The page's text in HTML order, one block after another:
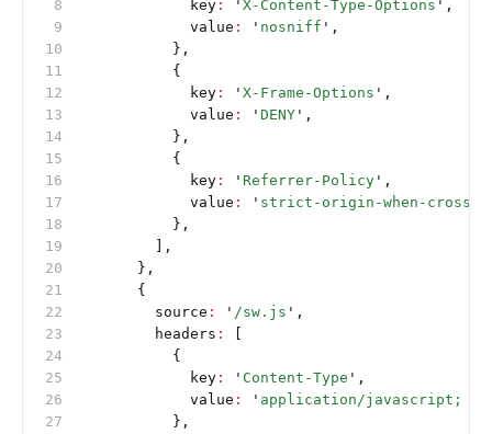
            key
: ' X-Content-Type-Options ' ,
            value
: ' nosniff ' ,
          },
          {
            key
: ' X-Frame-Options ' ,
            value
: ' DENY ' ,
          },
          {
            key
: ' Referrer-Policy ' ,
            value
: ' strict-origin-when-cross-
          },
        ],
      },
      {
        source
: ' /sw.js ' ,
        headers
:
          {
            key
: ' Content-Type ' ,
            value
: ' application/javascript;
          },